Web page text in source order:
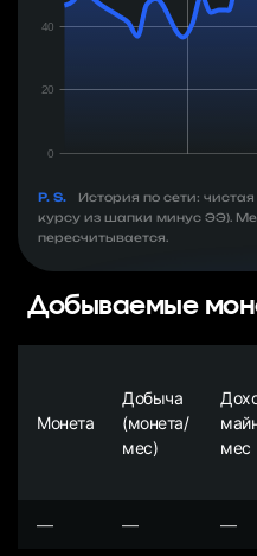
P. S.
История по сети:
курсу из шапки минус ЭЭ).
пересчитывается.
Добываемые
Монета
Добыча
(монета/
мес)
мес
— — —